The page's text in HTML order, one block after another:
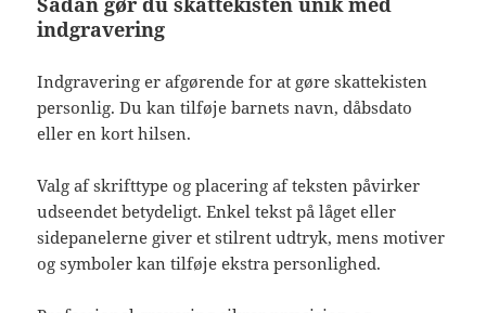
indgravering
Indgravering er afgørende for at gøre skattekisten
personlig. Du kan tilføje barnets navn, dåbsdato
eller en kort hilsen.
Valg af skrifttype og placering af teksten påvirker
udseendet betydeligt. Enkel tekst på låget eller
sidepanelerne giver et stilrent udtryk, mens motiver
og symboler kan tilføje ekstra personlighed.